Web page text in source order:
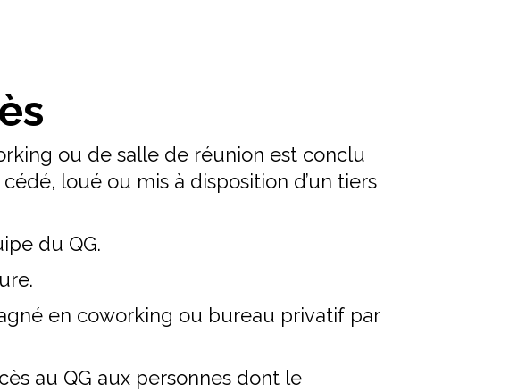
ou de salle de réunion est conclu
loué ou mis à disposition d’un tiers
du QG.
en coworking ou bureau privatif par
au QG aux personnes dont le